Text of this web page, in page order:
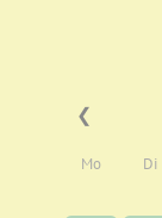
❮
Mo Di